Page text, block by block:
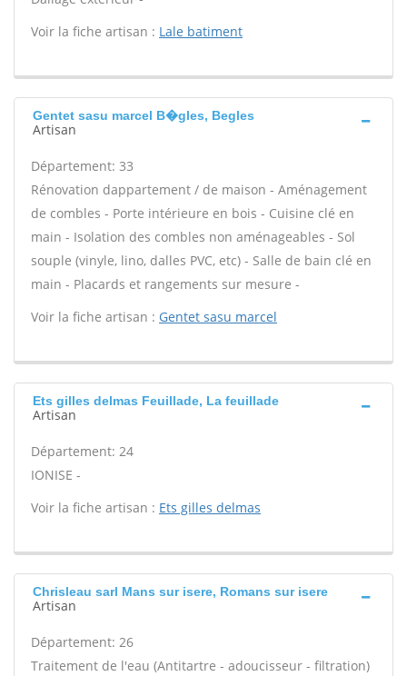
Voir la fiche artisan : Lale batiment
Gentet sasu marcel B�gles, Begles
Artisan
Département: 33
Rénovation dappartement / de maison - Aménagement
de combles - Porte intérieure en bois - Cuisine clé en
main - Isolation des combles non aménageables - Sol
souple (vinyle, lino, dalles PVC, etc) - Salle de bain clé en
main - Placards et rangements sur mesure -
Voir la fiche artisan : Gentet sasu marcel
Ets gilles delmas Feuillade, La feuillade
Artisan
Département: 24
IONISE -
Voir la fiche artisan : Ets gilles delmas
Chrisleau sarl Mans sur isere, Romans sur isere
Artisan
Département: 26
Traitement de l'eau (Antitartre - adoucisseur - filtration)